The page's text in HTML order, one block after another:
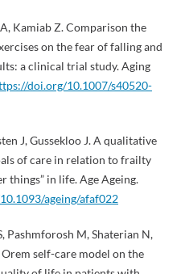
Kamiab Z. Comparison the
on the fear of falling and
a clinical trial study. Aging
doi.org/10.1007/s40520-
J, Gussekloo J. A qualitative
of care in relation to frailty
things” in life. Age Ageing.
ageing/afaf022
Pashmforosh M, Shaterian N,
self-care model on the